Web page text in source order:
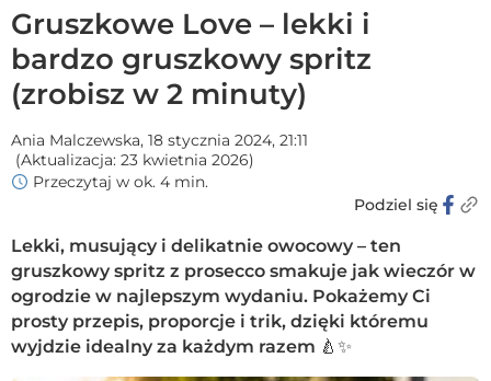
Gruszkowe Love – lekki i
bardzo gruszkowy spritz
(zrobisz w 2 minuty)
Ania Malczewska, 18 stycznia 2024, 21:11
(Aktualizacja: 23 kwietnia 2026)
Przeczytaj w ok. 4 min.
Podziel się
Lekki, musujący i delikatnie owocowy – ten
gruszkowy spritz z prosecco smakuje jak wieczór w
ogrodzie w najlepszym wydaniu. Pokażemy Ci
prosty przepis, proporcje i trik, dzięki któremu
wyjdzie idealny za każdym razem 🍐✨